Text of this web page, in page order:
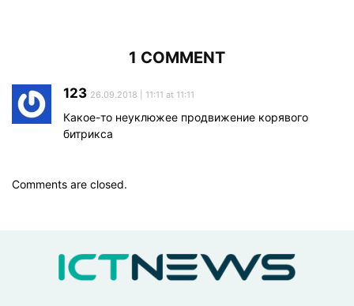
1 COMMENT
123 26.09.2018 | 11:11 at 11:11
Какое-то неуклюжее продвижение корявого
битрикса
Comments are closed.